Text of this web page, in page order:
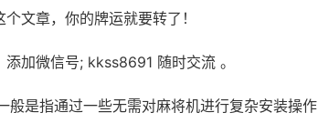
文章，你的牌运就要转了！
加微信号; kkss8691 随时交流 。
是指通过一些无需对麻将机进行复杂安装操作